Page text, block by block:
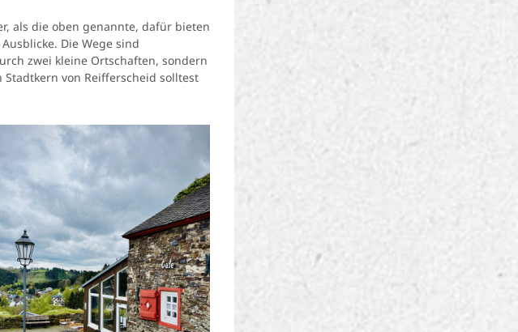
als die oben genannte, dafür bieten
Die Wege sind
zwei kleine Ortschaften, sondern
Stadtkern von Reifferscheid solltest